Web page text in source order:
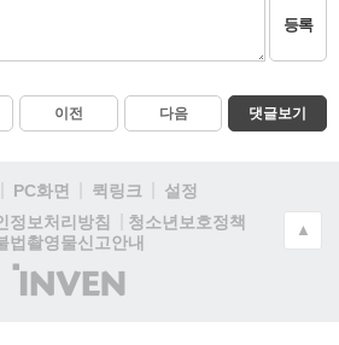
등록
이전 다음 댓글보기
PC화면 퀵링크
설정
정보처리방침
청소년보호정책
법촬영물신고안내
(주)
인
▲